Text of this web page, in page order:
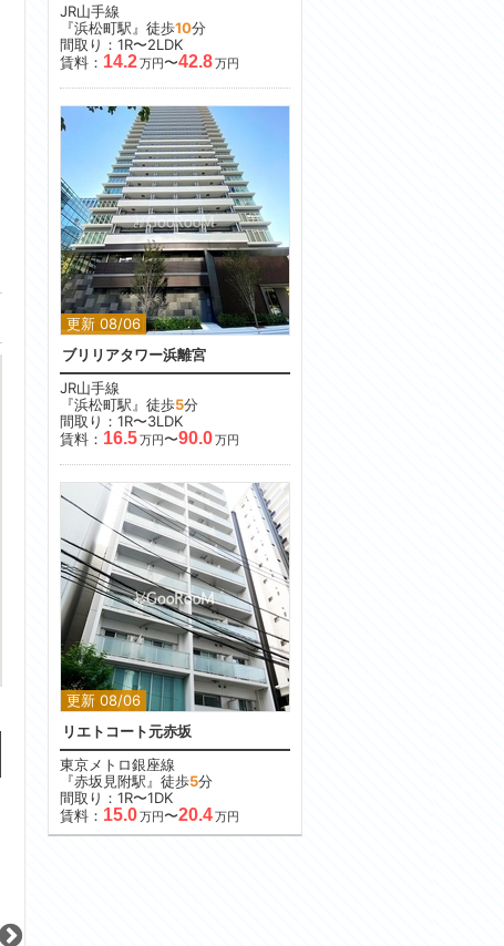
JR山手線
『浜松町駅』徒歩10分
間取り：1R〜2LDK
賃料： 14.2万円〜42.8万円
更新 08/06
ブリリアタワー浜離宮
JR山手線
『浜松町駅』徒歩5分
間取り：1R〜3LDK
賃料： 16.5万円〜90.0万円
更新 08/06
リエトコート元赤坂
東京メトロ銀座線
『赤坂見附駅』徒歩5分
間取り：1R〜1DK
賃料： 15.0万円〜20.4万円